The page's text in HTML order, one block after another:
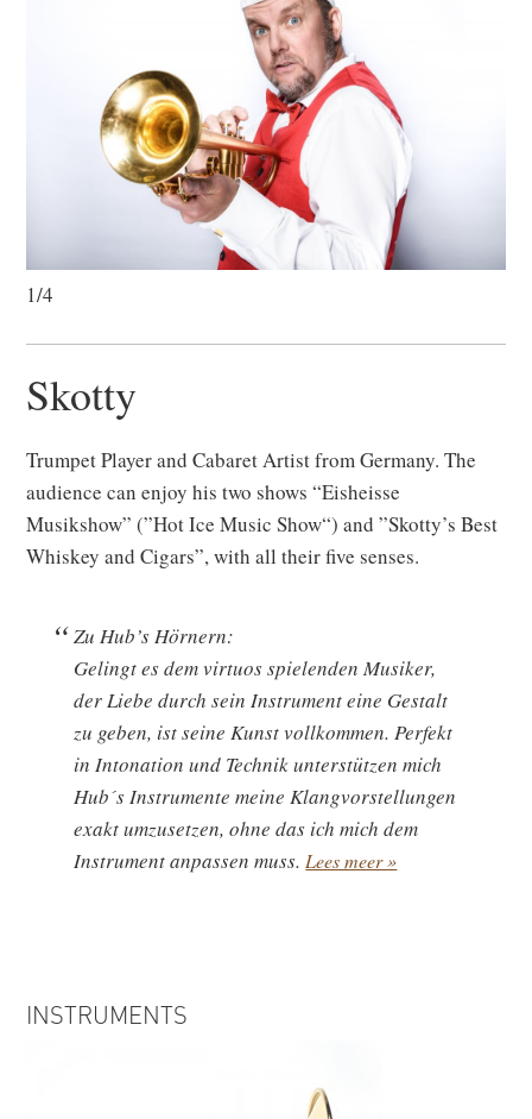
1/4
Skotty
Trumpet Player and Cabaret Artist from Germany. The
audience can enjoy his two shows “Eisheisse
Musikshow” (”Hot Ice Music Show“) and ”Skotty’s Best
Whiskey and Cigars”, with all their five senses.
Zu Hub’s Hörnern:
Gelingt es dem virtuos spielenden Musiker,
der Liebe durch sein Instrument eine Gestalt
zu geben, ist seine Kunst vollkommen. Perfekt
in Intonation und Technik unterstützen mich
Hub´s Instrumente meine Klangvorstellungen
exakt umzusetzen, ohne das ich mich dem
Instrument anpassen muss.Lees meer »
INSTRUMENTS